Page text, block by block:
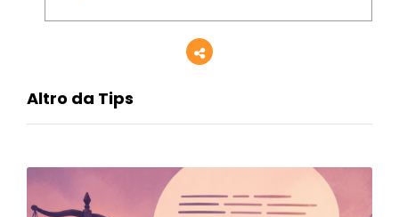
Altro da Tips